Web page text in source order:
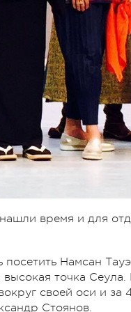
время и для
Намсан
точка
своей оси и за
Стоянов.